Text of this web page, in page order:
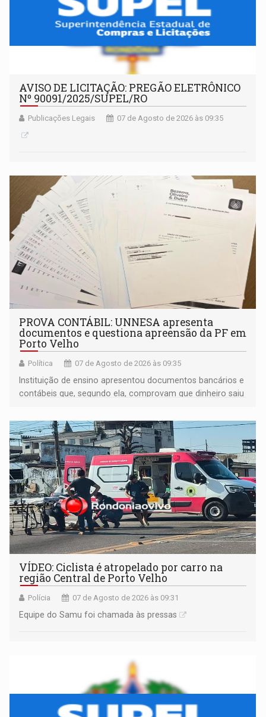
AVISO DE LICITAÇÃO: PREGÃO ELETRÔNICO
Nº 90091/2025/SUPEL/RO
Publicações Legais 07 de Agosto de 2026 às 09:35
PROVA CONTÁBIL: UNNESA apresenta
documentos e questiona apreensão da PF em
Porto Velho
Política 07 de Agosto de 2026 às 09:35
Instituição de ensino apresentou documentos bancários e
contábeis que, segundo ela, comprovam que dinheiro saiu
apreendido quando já estava dentro da sede da entidade
— em pleno ano eleitoral em Rondônia
VÍDEO: Ciclista é atropelado por carro na
região Central de Porto Velho
Polícia 07 de Agosto de 2026 às 09:31
Equipe do Samu foi chamada às pressas